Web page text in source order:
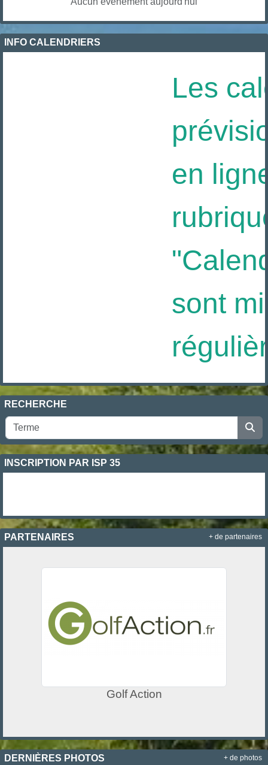
INFO CALENDRIERS
Les
en
sont
RECHERCHE
INSCRIPTION PAR ISP 35
PARTENAIRES
Golf Action
+ de partenaires
DERNIÈRES PHOTOS + de photos